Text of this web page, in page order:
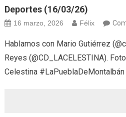
Deportes (16/03/26)
16 marzo, 2026 Félix
Hablamos con Mario Gutiérrez
Reyes (@CD_LACELESTINA).
Celestina